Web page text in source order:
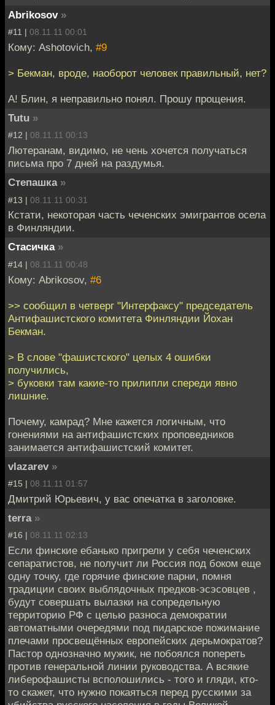
Abrikosov »
#11 | 08.11.11 00:01
Кому: Ashotovich, #9
> Бекман, вроде, наоборот человек правильный, нет?
А! Блин, я неправильно понял. Прошу прощения.
Tutu »
#12 | 08.11.11 00:13
Лютеранам, видимо, не чень хочется получаться
письма про 7 дней на раздумья.
Степашка »
#13 | 08.11.11 00:31
Кстати, некоторая часть чеченских эмигрантов осела
в Финляндии.
Стасичка »
#14 | 08.11.11 00:48
Кому: Abrikosov, #6
>> сообщил в четверг "Интерфаксу" председатель
Антифашистского комитета Финляндии Йохан
Бекман.
> В слове "фашистского" целых 4 ошибки
получились,
> буковки там какие-то прилипли спереди явно
лишние.
Почему, камрад? Мне кажется логичным, что
гонениями на антифашистских проповедников
занимается антифашистский комитет.
vlazarev »
#15 | 08.11.11 01:57
Дмитрий Юрьевич, у вас опечатка в заголовке.
terra »
#16 | 08.11.11 02:13
Если финские ебанько пригрели у себя чеченских
сепаратистов, не получит ли Россия под боком еще
одну точку, где горячие финские парни, помня
традиции своих выблядочных предков-эсэсовцев ,
будут совершать вылазки на сопредельную
территорию РФ с целью разноса демократии
автоматными очередями под пидарское пожимание
плечами просвещённых европейских дерьмократов?
Пастор однозначно мужик, не побоялся попереть
против генеральной линии руководства. А всякие
либерофашисты всполошились - того и гляди, кто-
то скажет, что нужно покаяться перед русскими за